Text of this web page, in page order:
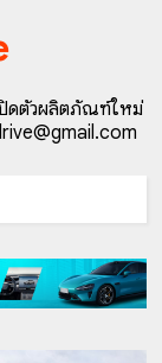
ดตัวผลิตภัณฑ์ใหม่